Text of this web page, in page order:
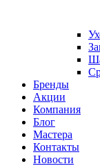
Бренды
Акции
Компания
Блог
Мастера
Контакты
Новости